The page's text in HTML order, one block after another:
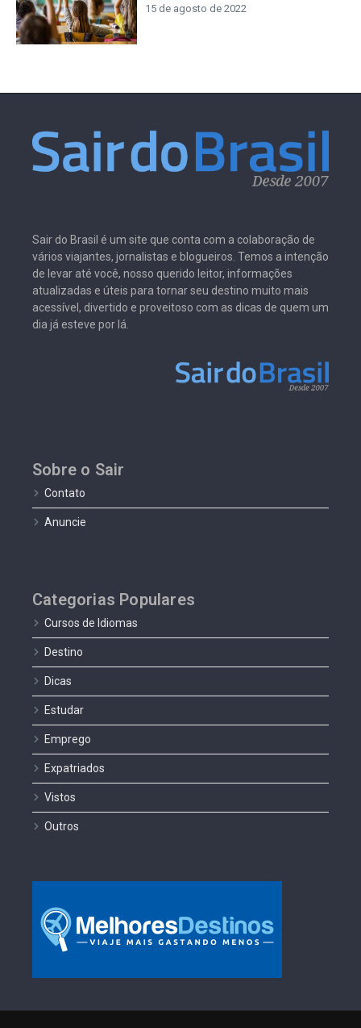
15 de agosto de 2022
Sair do Brasil é um site que conta com a colaboração de
vários viajantes, jornalistas e blogueiros. Temos a intenção
de levar até você, nosso querido leitor, informações
atualizadas e úteis para tornar seu destino muito mais
acessível, divertido e proveitoso com as dicas de quem um
dia já esteve por lá.
Sobre o Sair
Contato
Anuncie
Categorias Populares
Cursos de Idiomas
Destino
Dicas
Estudar
Emprego
Expatriados
Vistos
Outros